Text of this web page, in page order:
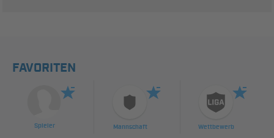
FAVORITEN
Spieler Mannschaft Wettbewerb